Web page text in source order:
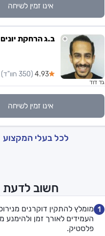
אינו זמין לשיחה
ב.ג הרחקת יונים
4.93 (350 חוו"ד)
גד דוד
אינו זמין לשיחה
לכל בעלי המקצוע
חשוב לדעת
1 מומלץ להתקין דוקרנים
העמידים לאורך זמן ולהימנע
פלסטיק.